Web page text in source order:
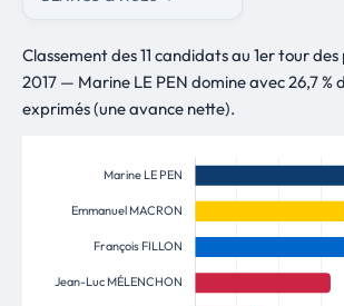
Classement des 11 candidats au 1er tour
2017 — Marine LE PEN domine avec 26,7 %
exprimés (une avance nette).